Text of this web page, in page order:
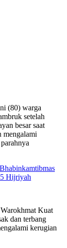
(80) warga
setelah
besar saat
mengalami
Hijriyah
Kuat
dan terbang
kerugian